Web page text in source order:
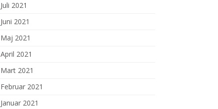
Juli 2021
Juni 2021
Maj 2021
April 2021
Mart 2021
Februar 2021
Januar 2021